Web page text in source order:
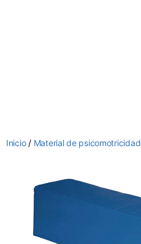
Inicio/ Material de psicomotricidad